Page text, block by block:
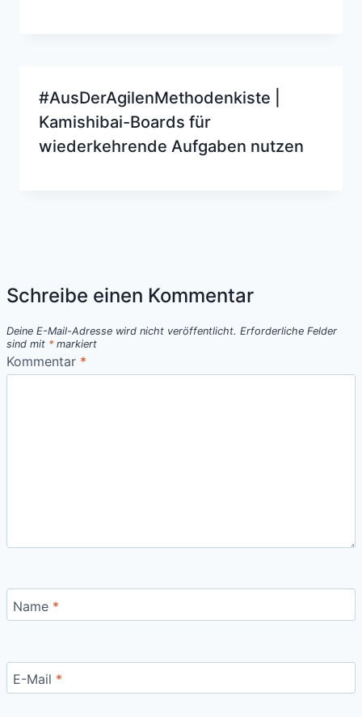
#AusDerAgilenMethodenkiste |
Kamishibai-Boards für
wiederkehrende Aufgaben nutzen
Schreibe einen Kommentar
Deine E-Mail-Adresse wird nicht veröffentlicht. Erforderliche Felder
sind mit *markiert
Kommentar *
Name *
E-Mail *